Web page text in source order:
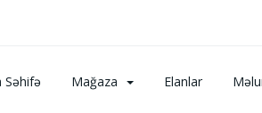
Səhifə Mağaza Elanlar